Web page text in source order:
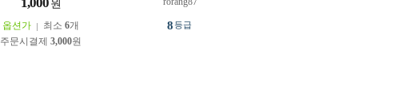
원
옵션가 최소 6개
주문시결제 3,000원
8등급